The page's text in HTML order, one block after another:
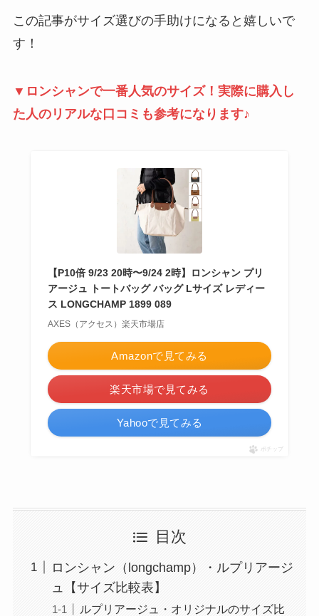
この記事がサイズ選びの手助けになると嬉しいで
す！
▼ロンシャンで一番人気のサイズ！実際に購入し
た人のリアルな口コミも参考になります♪
【P10倍 9/23 20時〜9/24 2時】ロンシャン プリ
アージュ トートバッグ バッグ Lサイズ レディー
ス LONGCHAMP 1899 089
AXES（アクセス）楽天市場店
Amazonで見てみる
楽天市場で見てみる
Yahooで見てみる
ポチップ
目次
ロンシャン（longchamp）・ルプリアージ
ュ【サイズ比較表】
ルプリアージュ・オリジナルのサイズ比